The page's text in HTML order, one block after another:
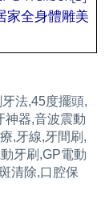
家全身體雕美
法,45度擺頭,
神器,音波震動
,牙線,牙間刷,
牙刷,GP電動
清除,口腔保